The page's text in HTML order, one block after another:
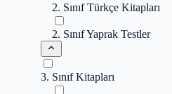
2. Sınıf Türkçe Kitapları
2. Sınıf Yaprak Testler
3. Sınıf Kitapları